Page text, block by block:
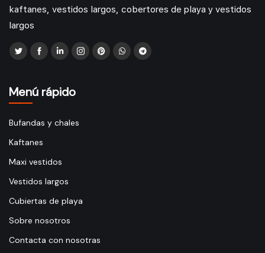
kaftanes, vestidos largos, cobertores de playa y vestidos
largos
Menú rápido
Bufandas y chales
Kaftanes
Maxi vestidos
Vestidos largos
Cubiertas de playa
Sobre nosotros
Contacta con nosotras